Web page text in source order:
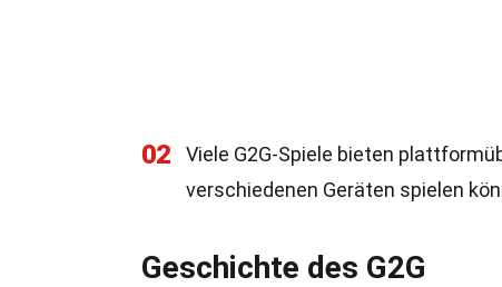
02
Viele G2G-Spiele bieten
verschiedenen Geräten spielen
Geschichte des G2G